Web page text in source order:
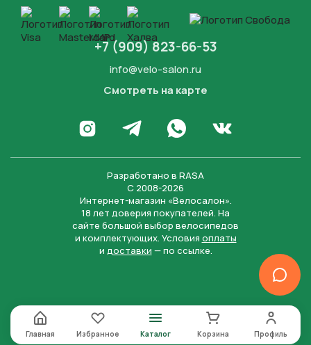
+7 (909) 823-66-53
info@velo-salon.ru
Смотреть на карте
Перейти в Инстаграм
Написать в Телеграм
Написать в WhatsApp
Перейти во
Разработано в RASA
С 2008-2026
Интернет-магазин «Велосалон».
18 лет доверия покупателей. На
сайте большой выбор велосипедов
и комплектующих. Условия оплаты
и доставки — по ссылке.
Главная Избранное Каталог Корзина Профиль
Нажимая на кнопку “Отправить заявку”, вы даете
согласие на обработку персональных данных и
соглашаетесь с политикой конфиденциальности